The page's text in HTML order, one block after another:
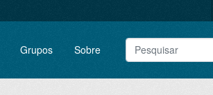
Grupos Sobre